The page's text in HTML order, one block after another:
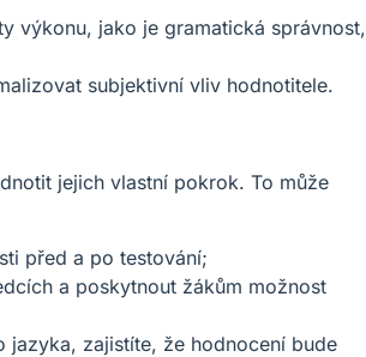
výkonu, jako je gramatická správnost,
subjektivní vliv hodnotitele.
jejich vlastní pokrok. To může
před a po testování;
a poskytnout žákům možnost
jazyka, zajistíte, že hodnocení bude